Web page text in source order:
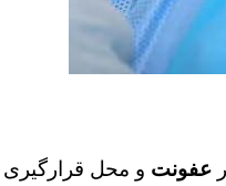
عفونت و محل قرارگیری